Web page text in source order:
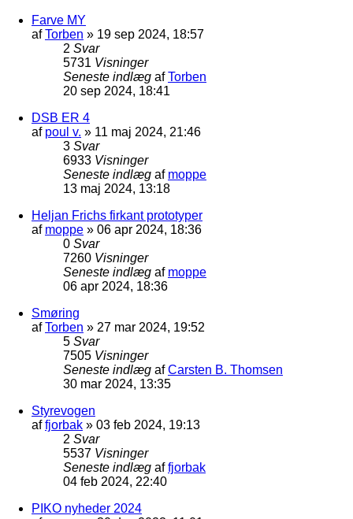
Farve MY
afTorben » 19 sep 2024, 18:57
2 Svar
5731 Visninger
Seneste indlæg afTorben
20 sep 2024, 18:41
DSB ER 4
af poul v. » 11 maj 2024, 21:46
3 Svar
6933 Visninger
Seneste indlæg af moppe
13 maj 2024, 13:18
Heljan Frichs firkant prototyper
af moppe » 06 apr 2024, 18:36
0 Svar
7260 Visninger
Seneste indlæg af moppe
06 apr 2024, 18:36
Smøring
afTorben » 27 mar 2024, 19:52
5 Svar
7505 Visninger
Seneste indlæg afCarsten B. Thomsen
30 mar 2024, 13:35
Styrevogen
affjorbak » 03 feb 2024, 19:13
2 Svar
5537 Visninger
Seneste indlæg affjorbak
04 feb 2024, 22:40
PIKO nyheder 2024